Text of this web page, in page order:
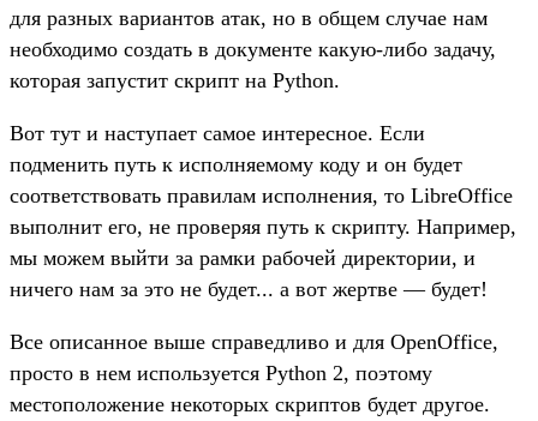
для разных вариантов атак, но в общем случае нам
необходимо создать в документе какую-либо задачу,
которая запустит скрипт на Python.
Вот тут и наступает самое интересное. Если
подменить путь к исполняемому коду и он будет
соответствовать правилам исполнения, то LibreOffice
выполнит его, не проверяя путь к скрипту. Например,
мы можем выйти за рамки рабочей директории, и
ничего нам за это не будет... а вот жертве — будет!
Все описанное выше справедливо и для OpenOffice,
просто в нем используется Python 2, поэтому
местоположение некоторых скриптов будет другое.